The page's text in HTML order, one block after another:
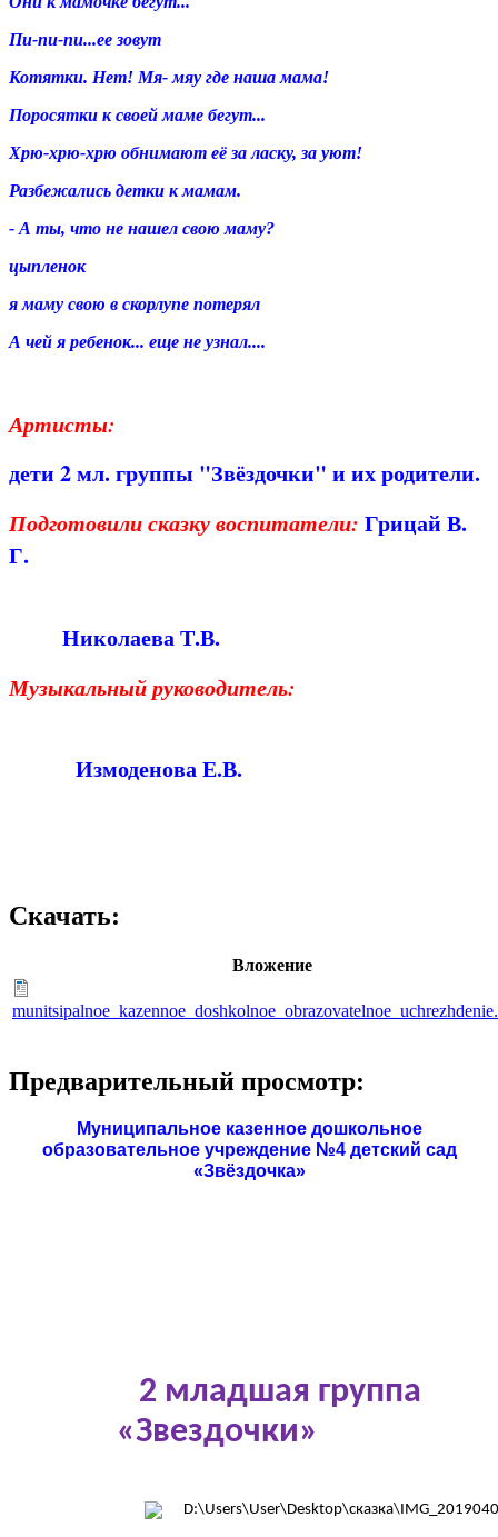
Пи-пи-пи...ее зовут
Котятки. Нет! Мя- мяу где наша мама!
Поросятки к своей маме бегут...
Хрю-хрю-хрю обнимают её за ласку, за уют!
Разбежались детки к мамам.
- А ты, что не нашел свою маму?
цыпленок
я маму свою в скорлупе потерял
А чей я ребенок... еще не узнал....
Артисты:
дети 2 мл. группы "Звёздочки" и их родители.
Подготовили сказку воспитатели: Грицай В.
Г.
Николаева Т.В.
Музыкальный руководитель:
Измоденова Е.В.
Скачать:
Вложение
Предварительный просмотр:
Муниципальное казенное дошкольное
образовательное учреждение №4 детский сад
«Звёздочка»
2 младшая группа
«Звездочки»